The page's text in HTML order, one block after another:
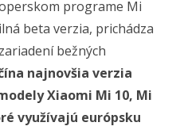
programe Mi
beta verzia, prichádza
bežných
najnovšia verzia
Xiaomi Mi 10, Mi
využívajú európsku